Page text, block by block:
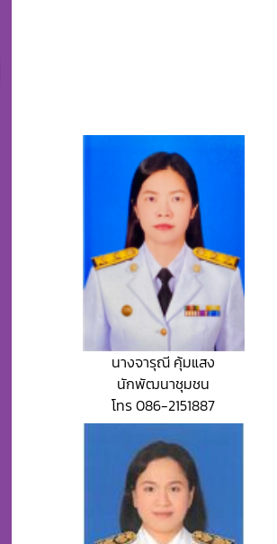
นางจารุณี คุ้มแสง
นักพัฒนาชุมชน
โทร 086-2151887